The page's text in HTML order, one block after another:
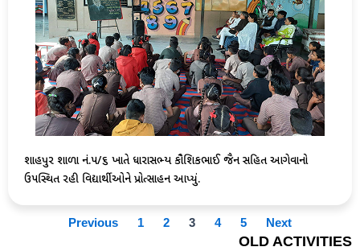
શાહપુર શાળા નં.૫/૬ ખાતે ધારાસભ્ય કૌશિકભાઈ જૈન સહિત આગેવાનો
ઉપસ્થિત રહી વિદ્યાર્થીઓને પ્રોત્સાહન આપ્યું.
Previous 1 2 3 4 5 Next
OLD ACTIVITIES